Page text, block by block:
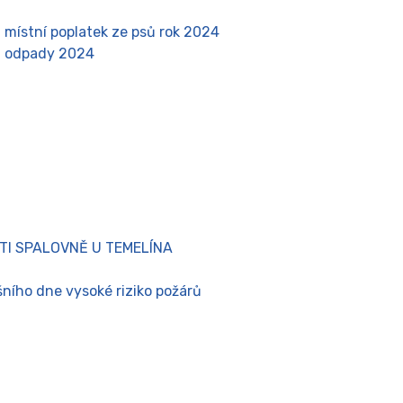
poplatek ze psů rok 2024
odpady 2024
SPALOVNĚ U TEMELÍNA
dne vysoké riziko požárů